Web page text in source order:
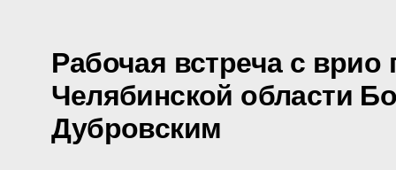
Рабочая встреча с врио
Челябинской области
Дубровским